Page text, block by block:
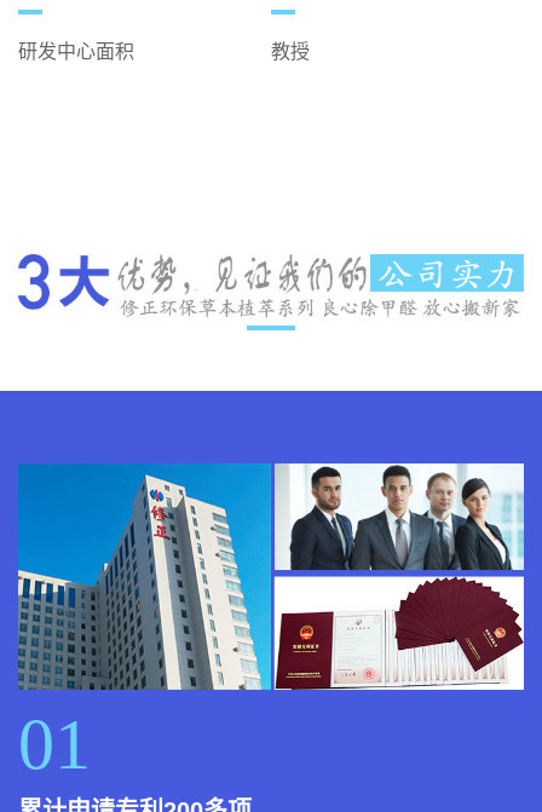
研发中心面积 教授
01